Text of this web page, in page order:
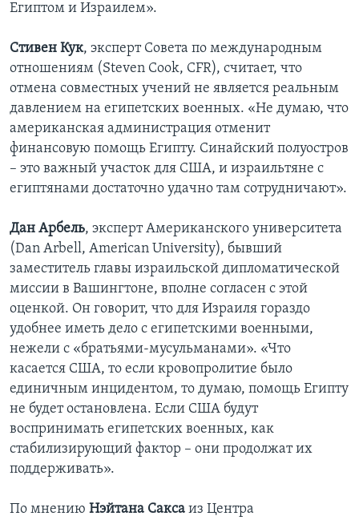
Египтом и Израилем».
Стивен Кук, эксперт Совета по международным
отношениям (Steven Cook, CFR), считает, что
отмена совместных учений не является реальным
давлением на египетских военных. «Не думаю, что
американская администрация отменит
финансовую помощь Египту. Синайский полуостров
– это важный участок для США, и израильтяне с
египтянами достаточно удачно там сотрудничают».
Дан Арбель, эксперт Американского университета
(Dan Arbell, American University), бывший
заместитель главы израильской дипломатической
миссии в Вашингтоне, вполне согласен с этой
оценкой. Он говорит, что для Израиля гораздо
удобнее иметь дело с египетскими военными,
нежели с «братьями-мусульманами». «Что
касается США, то если кровопролитие было
единичным инцидентом, то думаю, помощь Египту
не будет остановлена. Если США будут
воспринимать египетских военных, как
стабилизирующий фактор – они продолжат их
поддерживать».
По мнению Нэйтана Сакса из Центра